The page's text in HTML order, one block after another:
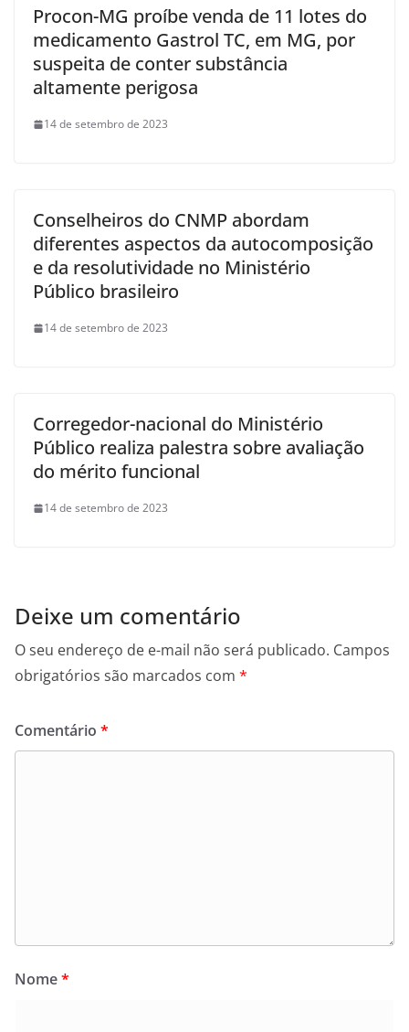
Procon-MG proíbe venda de 11 lotes do
medicamento Gastrol TC, em MG, por
suspeita de conter substância
altamente perigosa
14 de setembro de 2023
Conselheiros do CNMP abordam
diferentes aspectos da autocomposição
e da resolutividade no Ministério
Público brasileiro
14 de setembro de 2023
Corregedor-nacional do Ministério
Público realiza palestra sobre avaliação
do mérito funcional
14 de setembro de 2023
Deixe um comentário
O seu endereço de e-mail não será publicado. Campos
obrigatórios são marcados com *
Comentário *
Nome*